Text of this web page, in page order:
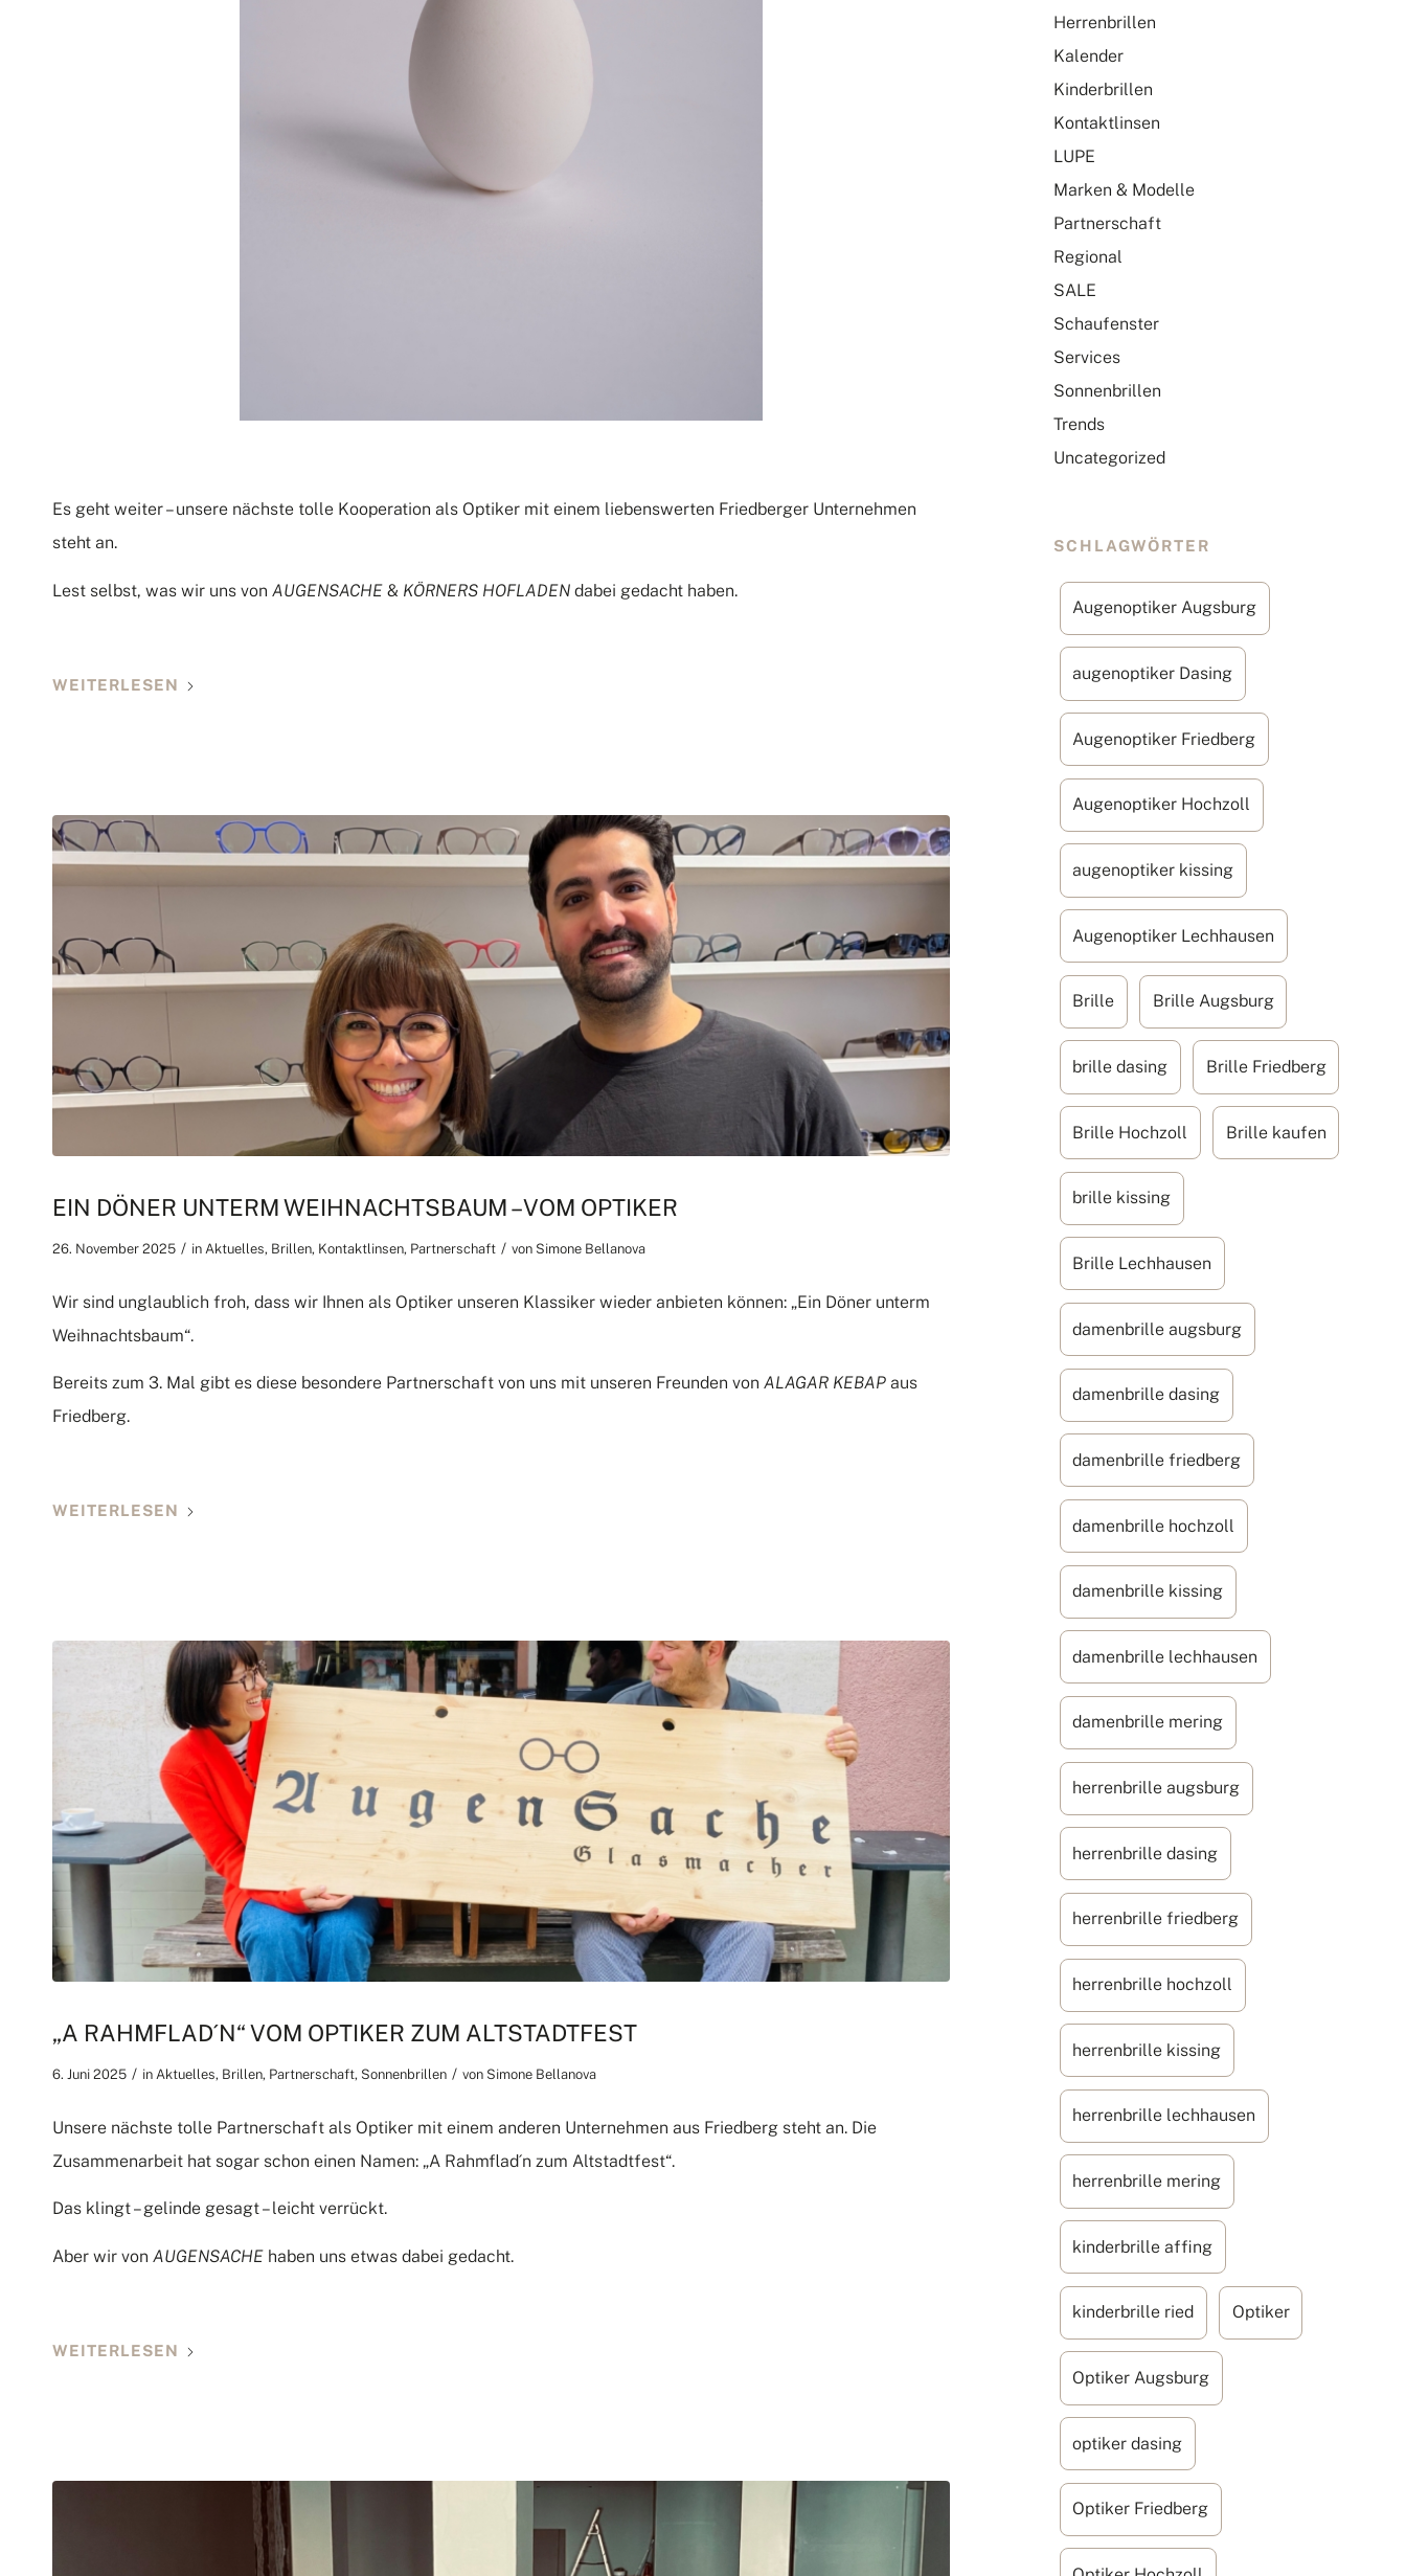
Es geht weiter – unsere nächste tolle Kooperation als Optiker mit einem liebenswerten Friedberger Unternehmen
steht an.
Lest selbst, was wir uns von AUGENSACHE & KÖRNERS HOFLADEN dabei gedacht haben.
WEITERLESEN
EIN DÖNER UNTERM WEIHNACHTSBAUM – VOM OPTIKER
26. November 2025 / in Aktuelles, Brillen, Kontaktlinsen, Partnerschaft / von Simone Bellanova
Wir sind unglaublich froh, dass wir Ihnen als Optiker unseren Klassiker wieder anbieten können: „Ein Döner unterm
Weihnachtsbaum“.
Bereits zum 3. Mal gibt es diese besondere Partnerschaft von uns mit unseren Freunden von ALAGAR KEBAP aus
Friedberg.
WEITERLESEN
„A RAHMFLAD´N“ VOM OPTIKER ZUM ALTSTADTFEST
6. Juni 2025 / in Aktuelles, Brillen, Partnerschaft, Sonnenbrillen / von Simone Bellanova
Unsere nächste tolle Partnerschaft als Optiker mit einem anderen Unternehmen aus Friedberg steht an. Die
Zusammenarbeit hat sogar schon einen Namen: „A Rahmflad´n zum Altstadtfest“.
Das klingt – gelinde gesagt – leicht verrückt.
Aber wir von AUGENSACHE haben uns etwas dabei gedacht.
WEITERLESEN
Herrenbrillen
Kalender
Kinderbrillen
Kontaktlinsen
LUPE
Marken & Modelle
Partnerschaft
Regional
SALE
Schaufenster
Services
Sonnenbrillen
Trends
Uncategorized
SCHLAGWÖRTER
Augenoptiker Augsburg
augenoptiker Dasing
Augenoptiker Friedberg
Augenoptiker Hochzoll
augenoptiker kissing
Augenoptiker Lechhausen
Brille Brille Augsburg
brille dasing Brille Friedberg
Brille Hochzoll Brille kaufen
brille kissing
Brille Lechhausen
damenbrille augsburg
damenbrille dasing
damenbrille friedberg
damenbrille hochzoll
damenbrille kissing
damenbrille lechhausen
damenbrille mering
herrenbrille augsburg
herrenbrille dasing
herrenbrille friedberg
herrenbrille hochzoll
herrenbrille kissing
herrenbrille lechhausen
herrenbrille mering
kinderbrille affing
kinderbrille ried Optiker
Optiker Augsburg
optiker dasing
Optiker Friedberg